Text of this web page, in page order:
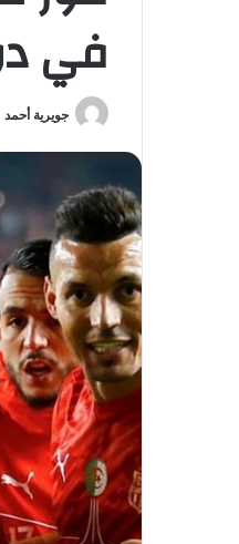
في
جويرية أحمد